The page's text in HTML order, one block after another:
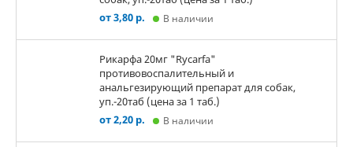
от 3,80 р.
В наличии
Рикарфа 20мг "Rycarfa"
противовоспалительный и
анальгезирующий препарат для собак,
уп.-20таб (цена за 1 таб.)
от 2,20 р.
В наличии